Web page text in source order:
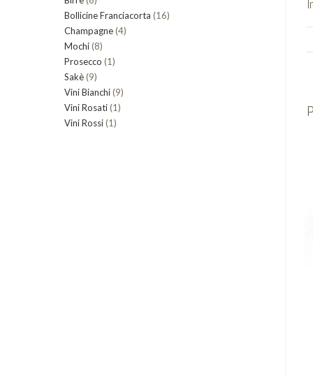
prodotti
Bollicine Franciacorta 1616
Champagne 44
Mochi 88
prodotti
Prosecco 11
Sakè 99
prodotti
Vini Bianchi 99
Vini Rosati 11
Vini Rossi 11